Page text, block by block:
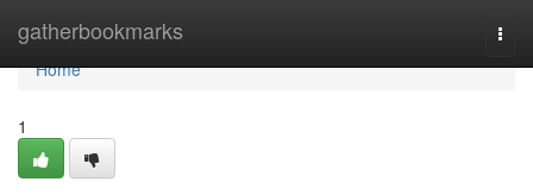
gatherbookmarks
Home
Home
1